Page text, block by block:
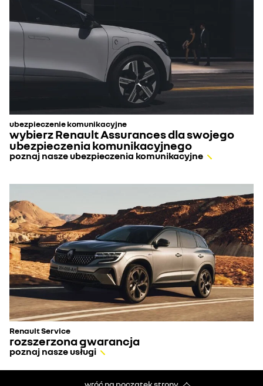
ubezpieczenie komunikacyjne
wybierz Renault Assurances dla swojego
ubezpieczenia komunikacyjnego
poznaj nasze ubezpieczenia komunikacyjne
Renault Service
rozszerzona gwarancja
poznaj nasze usługi
wróć na początek strony